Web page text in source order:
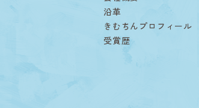
沿革
きむちんプロフィール
受賞歴